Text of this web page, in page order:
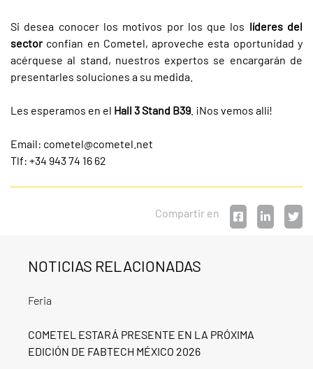
Si desea conocer los motivos por los que los líderes del
sector confian en Cometel, aproveche esta oportunidad y
acérquese al stand, nuestros expertos se encargarán de
presentarles soluciones a su medida.
Les esperamos en el Hall 3 Stand B39 . ¡Nos vemos allí!
Email: cometel@cometel.net
Tlf: +34 943 74 16 62
Compartir en
NOTICIAS RELACIONADAS
Feria
COMETEL ESTARÁ PRESENTE EN LA PRÓXIMA
EDICIÓN DE FABTECH MÉXICO 2026